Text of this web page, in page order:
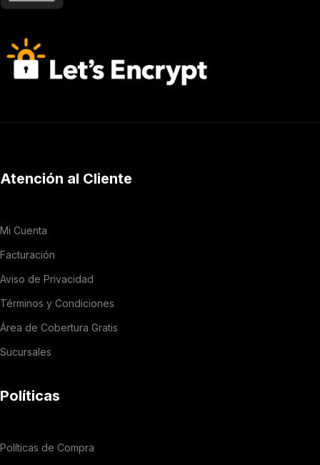
Atención al Cliente
Mi Cuenta
Facturación
Aviso de Privacidad
Términos y Condiciones
Área de Cobertura Gratis
Sucursales
Políticas
Políticas de Compra